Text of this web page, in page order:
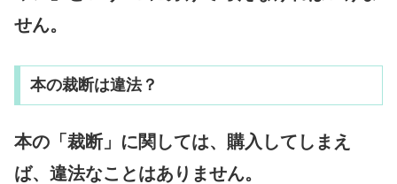
せん。
本の裁断は違法？
本の「裁断」に関しては、購入してしまえ
ば、違法なことはありません。